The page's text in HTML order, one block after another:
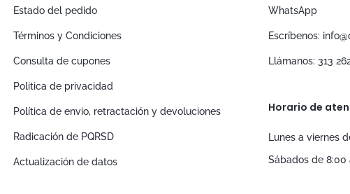
Estado del pedido
Términos y Condiciones
Consulta de cupones
Politica de privacidad
Política de envio, retractación y devoluciones
Radicación de PQRSD
Actualización de datos
WhatsApp
Escríbenos:
Llámanos: 313
Horario de
Lunes a viernes
Sábados de 8:00